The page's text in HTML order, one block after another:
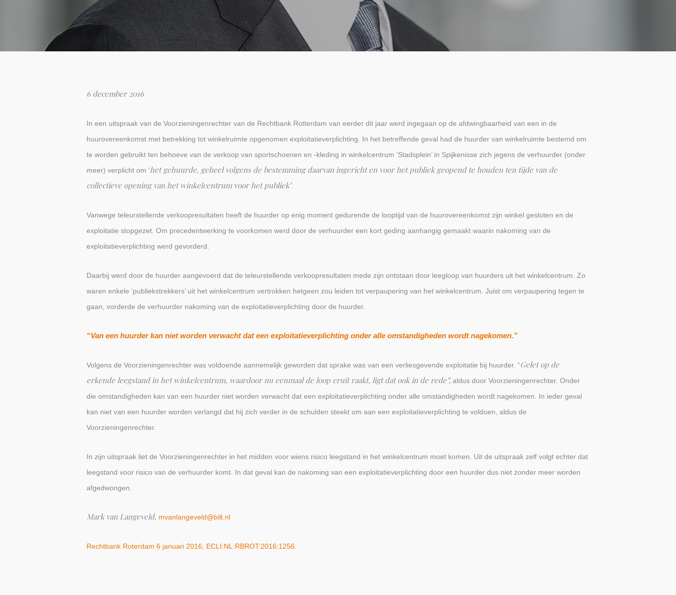
6 december 2016
In een uitspraak van de Voorzieningenrechter van de Rechtbank Rotterdam van eerder dit jaar werd ingegaan op de afdwingbaarheid van een in de
huurovereenkomst met betrekking tot winkelruimte opgenomen exploitatieverplichting. In het betreffende geval had de huurder van winkelruimte bestemd om
te worden gebruikt ten behoeve van de verkoop van sportschoenen en -kleding in winkelcentrum ‘Stadsplein’ in Spijkenisse zich jegens de verhuurder (onder
meer) verplicht om ‘het gehuurde, geheel volgens de bestemming daarvan ingericht en voor het publiek geopend te houden ten tijde van de
collectieve opening van het winkelcentrum voor het publiek’.
Vanwege teleurstellende verkoopresultaten heeft de huurder op enig moment gedurende de looptijd van de huurovereenkomst zijn winkel gesloten en de
exploitatie stopgezet. Om precedentwerking te voorkomen werd door de verhuurder een kort geding aanhangig gemaakt waarin nakoming van de
exploitatieverplichting werd gevorderd.
Daarbij werd door de huurder aangevoerd dat de teleurstellende verkoopresultaten mede zijn ontstaan door leegloop van huurders uit het winkelcentrum. Zo
waren enkele ‘publiekstrekkers’ uit het winkelcentrum vertrokken hetgeen zou leiden tot verpaupering van het winkelcentrum. Juist om verpaupering tegen te
gaan, vorderde de verhuurder nakoming van de exploitatieverplichting door de huurder.
“Van een huurder kan niet worden verwacht dat een exploitatieverplichting onder alle omstandigheden wordt nagekomen.”
Volgens de Voorzieningenrechter was voldoende aannemelijk geworden dat sprake was van een verliesgevende exploitatie bij huurder. “Gelet op de
erkende leegstand in het winkelcentrum, waardoor nu eenmaal de loop eruit raakt, ligt dat ook in de rede”, aldus door Voorzieningenrechter. Onder
die omstandigheden kan van een huurder niet worden verwacht dat een exploitatieverplichting onder alle omstandigheden wordt nagekomen. In ieder geval
kan niet van een huurder worden verlangd dat hij zich verder in de schulden steekt om aan een exploitatieverplichting te voldoen, aldus de
Voorzieningenrechter.
In zijn uitspraak liet de Voorzieningenrechter in het midden voor wiens risico leegstand in het winkelcentrum moet komen. Uit de uitspraak zelf volgt echter dat
leegstand voor risico van de verhuurder komt. In dat geval kan de nakoming van een exploitatieverplichting door een huurder dus niet zonder meer worden
afgedwongen.
Mark van Langeveld, mvanlangeveld@bilt.nl
Rechtbank Roterdam 6 januari 2016, ECLI:NL:RBROT:2016:1256.